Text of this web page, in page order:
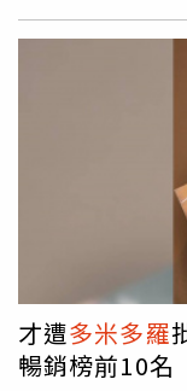
女團》角色，更對
刻，笑稱：「看得
粉絲間熱議話題。
絲將影片分享給他
寫真後，哲哲便萌
更完整的閱讀體驗
，自
出：「是哲哲耶！
體寫真親自寄給對
他」。面對外界評
無論是寫真集還是
個人想法都不一樣
才遭多米多羅
暢銷榜前10名